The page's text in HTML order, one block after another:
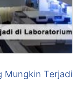
Mungkin Terjadi